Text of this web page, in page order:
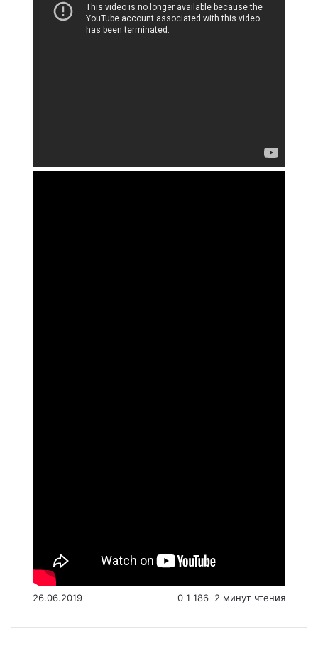
26.06.2019 0 1 186 2 минут чтения